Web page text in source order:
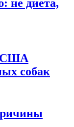
не диета,
США
собак